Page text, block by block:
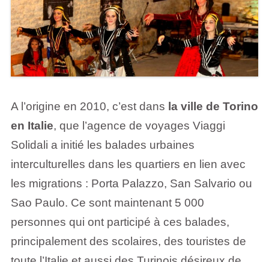
A l’origine en 2010, c’est dans la ville de Torino
en Italie, que l’agence de voyages Viaggi
Solidali a initié les balades urbaines
interculturelles dans les quartiers en lien avec
les migrations : Porta Palazzo, San Salvario ou
Sao Paulo. Ce sont maintenant 5 000
personnes qui ont participé à ces balades,
principalement des scolaires, des touristes de